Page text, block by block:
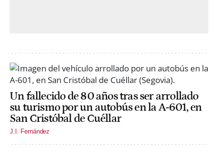
Un fallecido de 80 años tras ser arrollado
su turismo por un autobús en la A-601, en
San Cristóbal de Cuéllar
J.I. Fernández